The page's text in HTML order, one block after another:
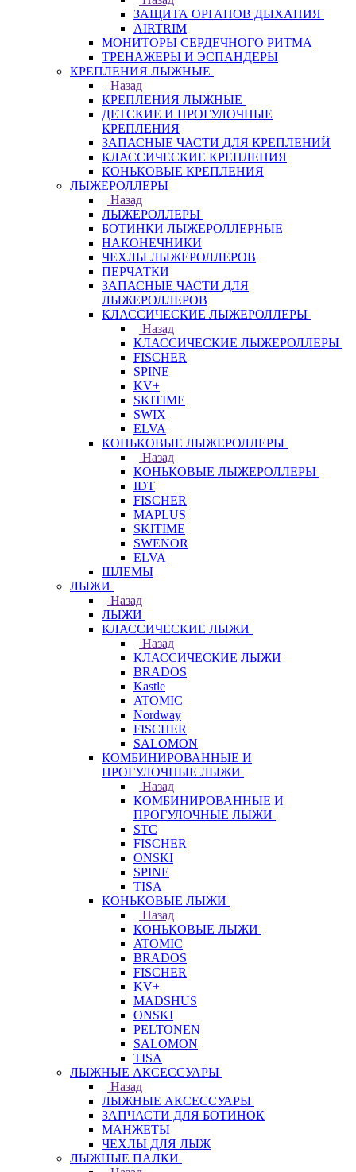
ЗАЩИТА ОРГАНОВ ДЫХАНИЯ
AIRTRIM
МОНИТОРЫ СЕРДЕЧНОГО РИТМА
ТРЕНАЖЕРЫ И ЭСПАНДЕРЫ
КРЕПЛЕНИЯ ЛЫЖНЫЕ
Назад
КРЕПЛЕНИЯ ЛЫЖНЫЕ
ДЕТСКИЕ И ПРОГУЛОЧНЫЕ
КРЕПЛЕНИЯ
ЗАПАСНЫЕ ЧАСТИ ДЛЯ КРЕПЛЕНИЙ
КЛАССИЧЕСКИЕ КРЕПЛЕНИЯ
КОНЬКОВЫЕ КРЕПЛЕНИЯ
ЛЫЖЕРОЛЛЕРЫ
Назад
ЛЫЖЕРОЛЛЕРЫ
БОТИНКИ ЛЫЖЕРОЛЛЕРНЫЕ
НАКОНЕЧНИКИ
ЧЕХЛЫ ЛЫЖЕРОЛЛЕРОВ
ПЕРЧАТКИ
ЗАПАСНЫЕ ЧАСТИ ДЛЯ
ЛЫЖЕРОЛЛЕРОВ
КЛАССИЧЕСКИЕ ЛЫЖЕРОЛЛЕРЫ
Назад
КЛАССИЧЕСКИЕ ЛЫЖЕРОЛЛЕРЫ
FISCHER
SPINE
KV+
SKITIME
SWIX
ELVA
КОНЬКОВЫЕ ЛЫЖЕРОЛЛЕРЫ
Назад
КОНЬКОВЫЕ ЛЫЖЕРОЛЛЕРЫ
IDT
FISCHER
MAPLUS
SKITIME
SWENOR
ELVA
ШЛЕМЫ
ЛЫЖИ
Назад
ЛЫЖИ
КЛАССИЧЕСКИЕ ЛЫЖИ
Назад
КЛАССИЧЕСКИЕ ЛЫЖИ
BRADOS
Kastle
ATOMIC
Nordway
FISCHER
SALOMON
КОМБИНИРОВАННЫЕ И
ПРОГУЛОЧНЫЕ ЛЫЖИ
Назад
КОМБИНИРОВАННЫЕ И
ПРОГУЛОЧНЫЕ ЛЫЖИ
STC
FISCHER
ONSKI
SPINE
TISA
КОНЬКОВЫЕ ЛЫЖИ
Назад
КОНЬКОВЫЕ ЛЫЖИ
ATOMIC
BRADOS
FISCHER
KV+
MADSHUS
ONSKI
PELTONEN
SALOMON
TISA
ЛЫЖНЫЕ АКСЕССУАРЫ
Назад
ЛЫЖНЫЕ АКСЕССУАРЫ
ЗАПЧАСТИ ДЛЯ БОТИНОК
МАНЖЕТЫ
ЧЕХЛЫ ДЛЯ ЛЫЖ
ЛЫЖНЫЕ ПАЛКИ